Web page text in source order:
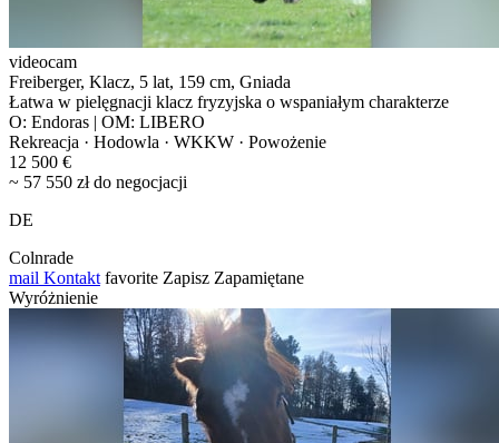
videocam
Freiberger, Klacz, 5 lat, 159 cm, Gniada
Łatwa w pielęgnacji klacz fryzyjska o wspaniałym charakterze
O: Endoras | OM: LIBERO
Rekreacja · Hodowla · WKKW · Powożenie
12 500 €
~ 57 550 zł do negocjacji
DE
Colnrade
mail Kontakt favorite Zapisz Zapamiętane
Wyróżnienie